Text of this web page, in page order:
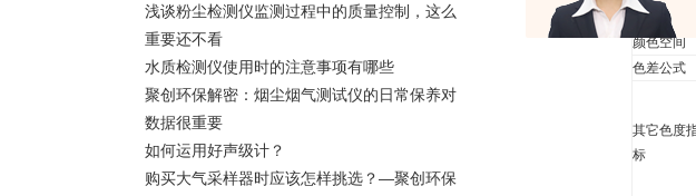
含光方式
颜色空间
色差公式
其它色度
标
浅谈粉尘检测仪监测过程中的质量控制，这么
重要还不看
水质检测仪使用时的注意事项有哪些
聚创环保解密：烟尘烟气测试仪的日常保养对
数据很重要
如何运用好声级计？
购买大气采样器时应该怎样挑选？—聚创环保